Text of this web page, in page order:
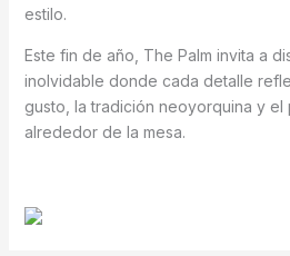
estilo.
Este fin de año, The Palm invita a
inolvidable donde cada detalle
gusto, la tradición neoyorquina y
alrededor de la mesa.